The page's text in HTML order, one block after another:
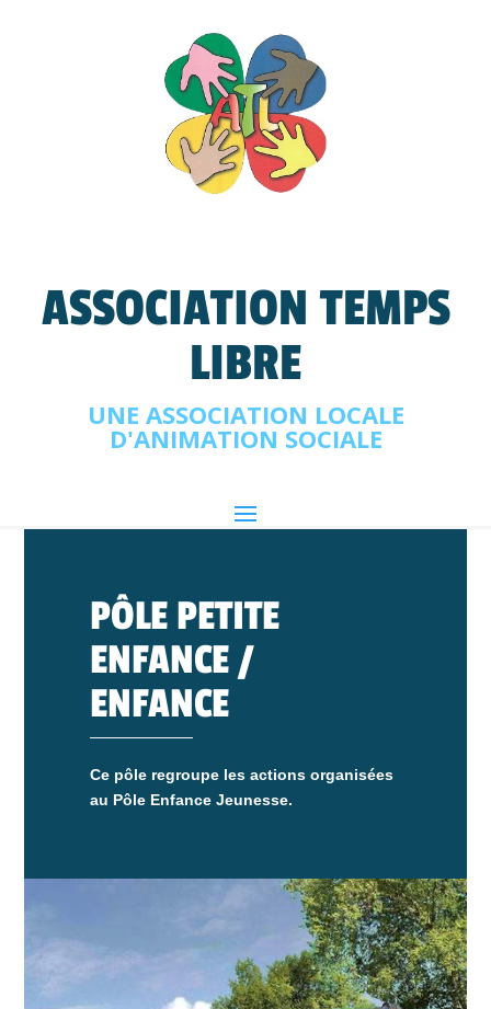
ASSOCIATION TEMPS
LIBRE
UNE ASSOCIATION LOCALE
D'ANIMATION SOCIALE
PÔLE PETITE
ENFANCE /
ENFANCE
Ce pôle regroupe les actions organisées
au Pôle Enfance Jeunesse.